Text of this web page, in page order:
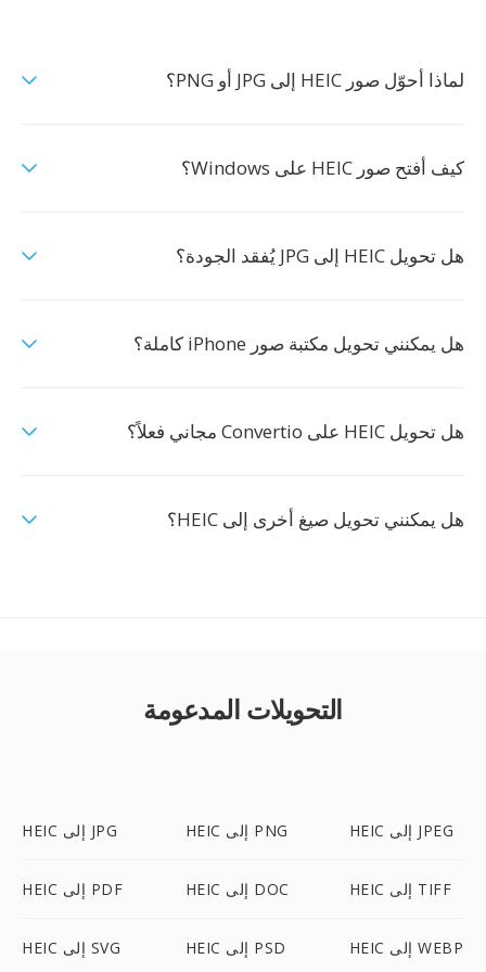
لماذا أحوّل صور HEIC إلى JPG أو PNG؟
كيف أفتح صور HEIC على Windows؟
هل تحويل HEIC إلى JPG يُفقد الجودة؟
هل يمكنني تحويل مكتبة صور iPhone كاملة؟
هل تحويل HEIC على Convertio مجاني فعلاً؟
هل يمكنني تحويل صيغ أخرى إلى HEIC؟
التحويلات المدعومة
HEIC إلى JPG HEIC إلى PNG HEIC إلى JPEG
HEIC إلى PDF HEIC إلى DOC HEIC إلى TIFF
HEIC إلى SVG HEIC إلى PSD HEIC إلى WEBP